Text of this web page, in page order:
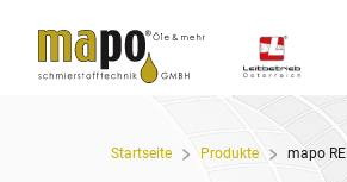
Startseite Produkte mapo